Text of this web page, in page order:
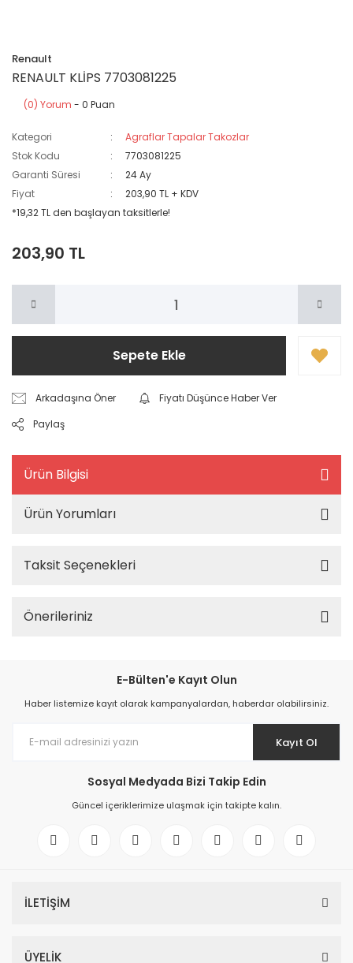
Renault
RENAULT KLİPS 7703081225
(0) Yorum - 0 Puan
Kategori
Agraflar Tapalar Takozlar
Stok Kodu
7703081225
Garanti Süresi
24 Ay
Fiyat
203,90 TL + KDV
*19,32 TL den başlayan taksitlerle!
203,90 TL
Sepete Ekle
Arkadaşına Öner
Fiyatı Düşünce Haber Ver
Paylaş
Ürün Bilgisi
Ürün Yorumları
Taksit Seçenekleri
Önerileriniz
E-Bülten'e Kayıt Olun
Haber listemize kayıt olarak kampanyalardan, haberdar olabilirsiniz.
Kayıt Ol
Sosyal Medyada Bizi Takip Edin
Güncel içeriklerimize ulaşmak için takipte kalın.
İLETİŞİM
ÜYELİK